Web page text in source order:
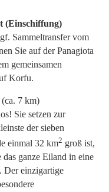
(Einschiffung)
Sammeltransfer vom
Sie auf der Panagiota
gemeinsamen
Korfu.
(ca. 7 km)
Sie setzen zur
der sieben
einmal 32 km2 groß ist,
ganze Eiland in eine
Der einzigartige